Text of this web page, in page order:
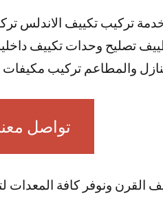
تركيب تكييف الاندلس
تصليح وحدات تكييف
والمطاعم تركيب مكيفات
تواصل معنا
القرن ونوفر كافة المعدات